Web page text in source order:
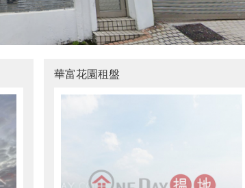
華富花園租盤